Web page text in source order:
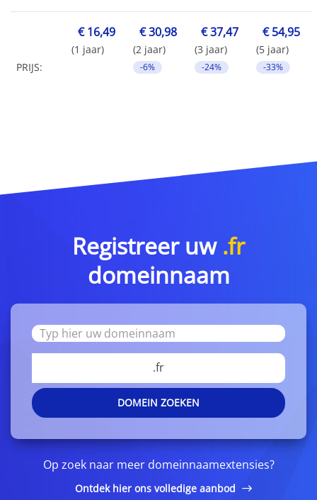
PRIJS:
€ 16,49
(1 jaar)
€ 30,98
(2 jaar)
-6%
€ 37,47
(3 jaar)
-24%
€ 54,95
(5 jaar)
-33%
Registreer uw .fr
domeinnaam
.fr
DOMEIN ZOEKEN
Op zoek naar meer domeinnaamextensies?
Ontdek hier ons volledige aanbod